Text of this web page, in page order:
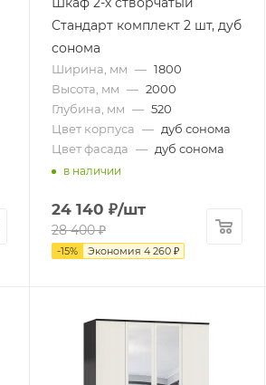
Стандарт комплект 2 шт, дуб
сонома
Ширина, мм — 1800
Высота, мм — 2000
Глубина, мм — 520
Цвет корпуса — дуб сонома
Цвет фасада — дуб сонома
в наличии
24 140 ₽/шт
28 400₽
-15% Экономия 4 260₽